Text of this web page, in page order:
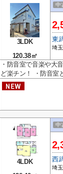
3LDK
120.38㎡
中
東
埼
・防音室で音楽や大
ど楽チン！ ・防音室
4LDK
中
西
埼